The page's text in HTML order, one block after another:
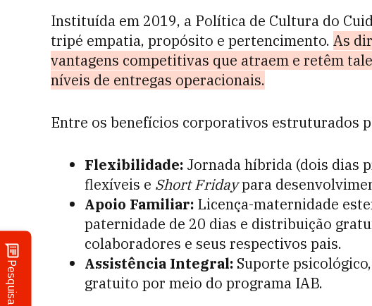
Pesquisa
Instituída em 2019, a Política de Cultura do
tripé empatia, propósito e pertencimento. As
vantagens competitivas que atraem e retêm
níveis de entregas operacionais.
Entre os benefícios corporativos estruturados
Flexibilidade: Jornada híbrida (dois dias
flexíveis e Short Fridaypara
Apoio Familiar: Licença-maternidade
paternidade de 20 dias e distribuição
colaboradores e seus respectivos pais.
Assistência Integral: Suporte
gratuito por meio do programa IAB.